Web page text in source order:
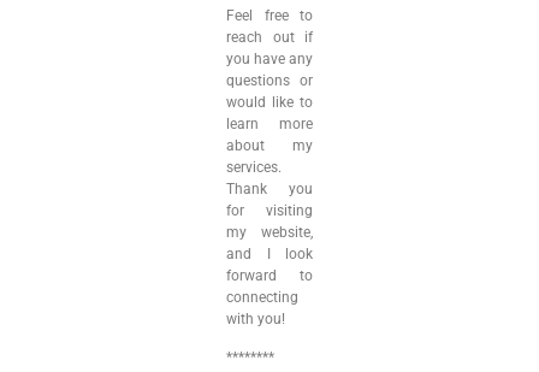
Feel free to
reach out if
you have any
questions or
would like to
learn more
about my
services.
Thank you
for visiting
my website,
and I look
forward to
connecting
with you!
********